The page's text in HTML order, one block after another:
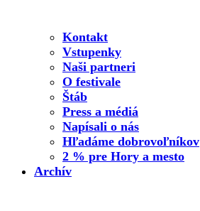
Kontakt
Vstupenky
Naši partneri
O festivale
Štáb
Press a médiá
Napísali o nás
Hľadáme dobrovoľníkov
2 % pre Hory a mesto
Archív